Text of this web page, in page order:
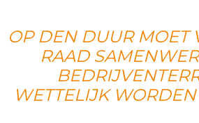
OP DEN DUUR MOET
RAAD
WETTELIJK